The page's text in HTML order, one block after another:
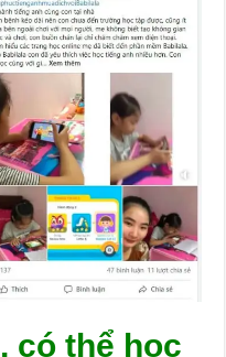
có thể học